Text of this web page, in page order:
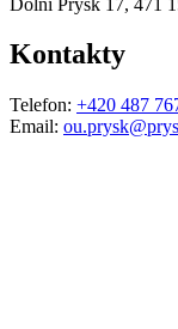
Kontakty
Telefon: +420 487
Email: